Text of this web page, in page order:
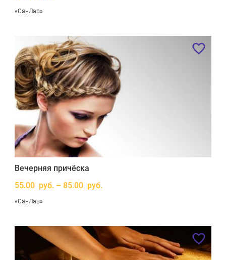
«СанЛав»
Вечерняя причёска
55.00 руб. – 85.00 руб.
«СанЛав»